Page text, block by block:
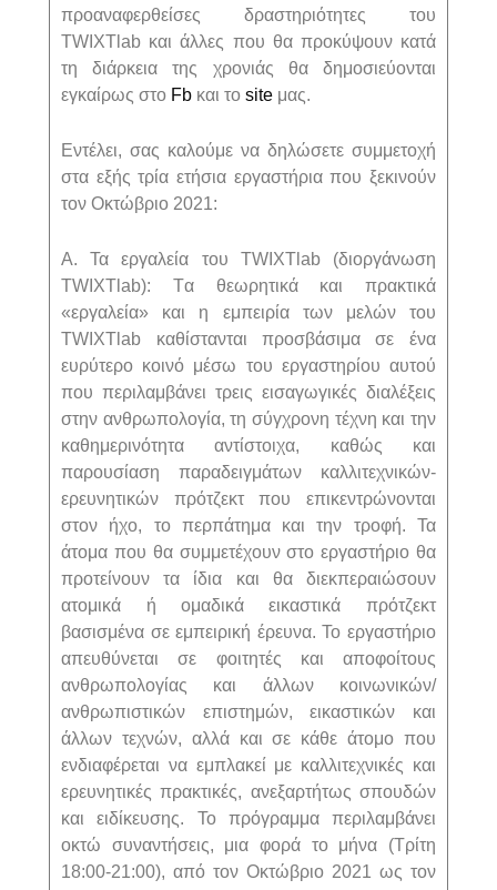
προαναφερθείσες δραστηριότητες του
TWIXTlab και άλλες που θα προκύψουν κατά
τη διάρκεια της χρονιάς θα δημοσιεύονται
εγκαίρως στο Fb και τοsite μας.
Εντέλει, σας καλούμε να δηλώσετε συμμετοχή
στα εξής τρία ετήσια εργαστήρια που ξεκινούν
τον Οκτώβριο 2021:
Α. Τα εργαλεία του TWIXTlab (διοργάνωση
TWIXTlab): Tα θεωρητικά και πρακτικά
«εργαλεία» και η εμπειρία των μελών του
TWIXTlab καθίστανται προσβάσιμα σε ένα
ευρύτερο κοινό μέσω του εργαστηρίου αυτού
που περιλαμβάνει τρεις εισαγωγικές διαλέξεις
στην ανθρωπολογία, τη σύγχρονη τέχνη και την
καθημερινότητα αντίστοιχα, καθώς και
παρουσίαση παραδειγμάτων καλλιτεχνικών-
ερευνητικών πρότζεκτ που επικεντρώνονται
στον ήχο, το περπάτημα και την τροφή. Τα
άτομα που θα συμμετέχουν στο εργαστήριο θα
προτείνουν τα ίδια και θα διεκπεραιώσουν
ατομικά ή ομαδικά εικαστικά πρότζεκτ
βασισμένα σε εμπειρική έρευνα. Το εργαστήριο
απευθύνεται σε φοιτητές και αποφοίτους
ανθρωπολογίας και άλλων κοινωνικών/
ανθρωπιστικών επιστημών, εικαστικών και
άλλων τεχνών, αλλά και σε κάθε άτομο που
ενδιαφέρεται να εμπλακεί με καλλιτεχνικές και
ερευνητικές πρακτικές, ανεξαρτήτως σπουδών
και ειδίκευσης. Το πρόγραμμα περιλαμβάνει
οκτώ συναντήσεις, μια φορά το μήνα (Τρίτη
18:00-21:00), από τον Οκτώβριο 2021 ως τον